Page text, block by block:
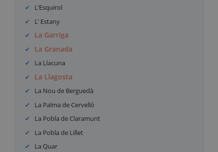
L’Esquirol
L’ Estany
La Garriga
La Granada
La Llacuna
La Llagosta
La Nou de Berguedà
La Palma de Cervelló
La Pobla de Claramunt
La Pobla de Lillet
La Quar